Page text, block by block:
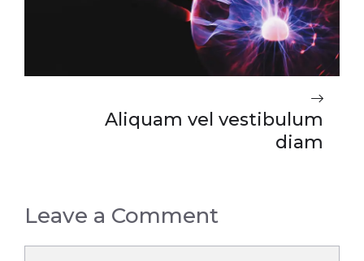
Aliquam vel vestibulum
diam
Leave a Comment